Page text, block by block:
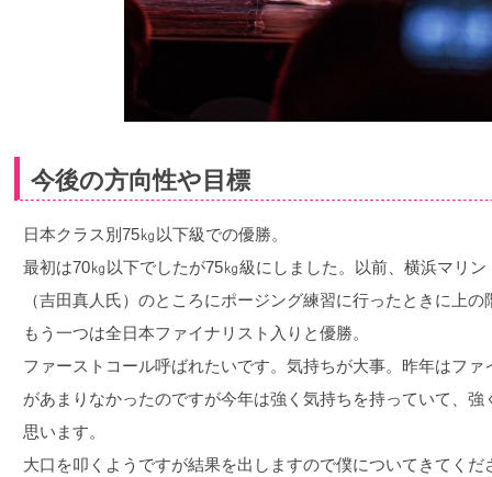
今後の方向性や目標
日本クラス別75㎏以下級での優勝。
最初は70㎏以下でしたが75㎏級にしました。以前、横浜マリ
（吉田真人氏）のところにポージング練習に行ったときに上
もう一つは全日本ファイナリスト入りと優勝。
ファーストコール呼ばれたいです。気持ちが大事。昨年はフ
があまりなかったのですが今年は強く気持ちを持っていて、
思います。
大口を叩くようですが結果を出しますので僕についてきてく